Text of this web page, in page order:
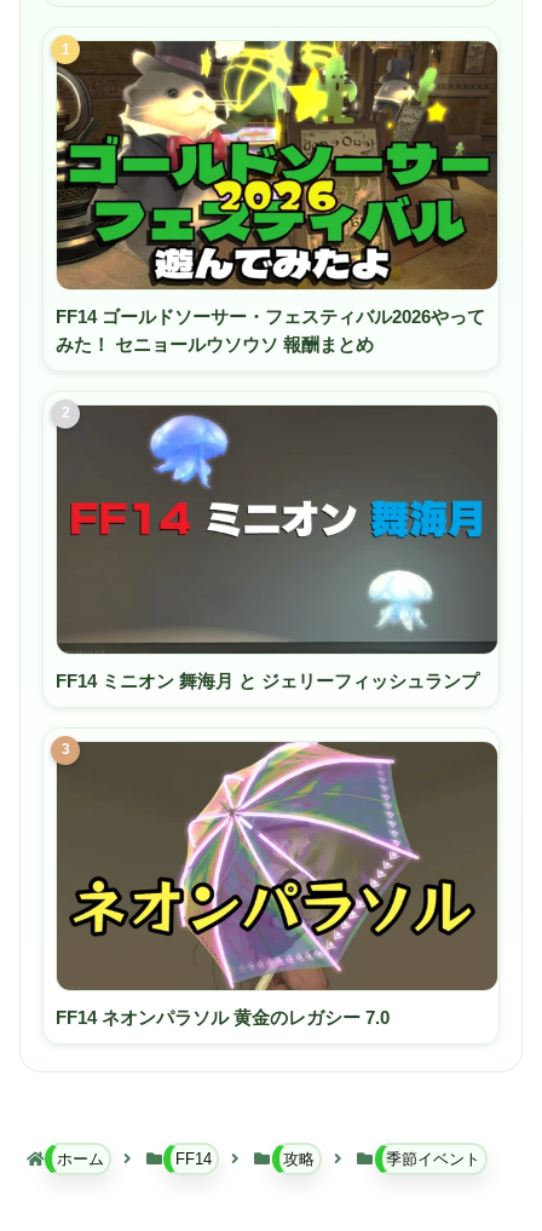
1
FF14 ゴールドソーサー・フェスティバル2026やって
みた！ セニョールウソウソ 報酬まとめ
2
FF14 ミニオン 舞海月 と ジェリーフィッシュランプ
3
FF14 ネオンパラソル 黄金のレガシー 7.0
ホーム FF14 攻略 季節イベント